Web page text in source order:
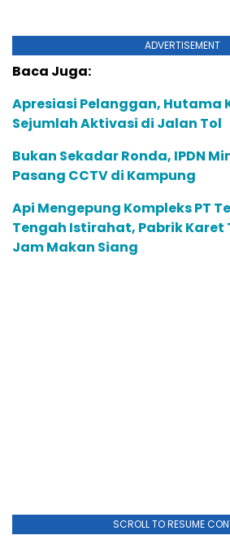
Baca Juga:
Apresiasi Pelanggan, Hutama
Sejumlah Aktivasi di Jalan Tol
Bukan Sekadar Ronda, IPDN
Pasang CCTV di Kampung
Api Mengepung Kompleks PT
Tengah Istirahat, Pabrik Karet